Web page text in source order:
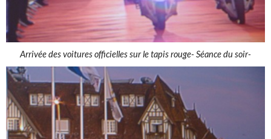
Arrivée des voitures officielles sur le tapis rouge- Séance du soir-